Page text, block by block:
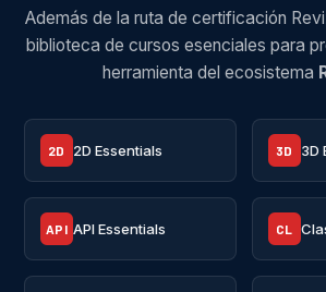
Además de la ruta de certificación
biblioteca de cursos esenciales para
herramienta del ecosistema
2D 2D Essentials 3D 3D
API API Essentials CL